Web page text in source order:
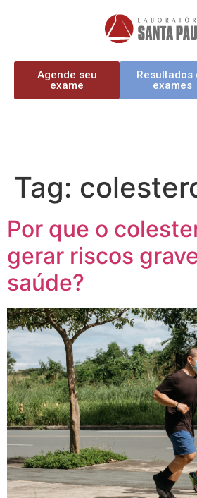
Agende seu
exame
Resultados
exames
Tag:
Por que o
gerar riscos
saúde?